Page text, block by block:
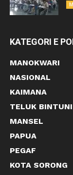
KATEGORI E
MANOKWARI
NASIONAL
KAIMANA
TELUK BINTUNI
MANSEL
PAPUA
PEGAF
KOTA SORONG